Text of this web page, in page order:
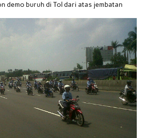
demo buruh di Tol dari atas jembatan